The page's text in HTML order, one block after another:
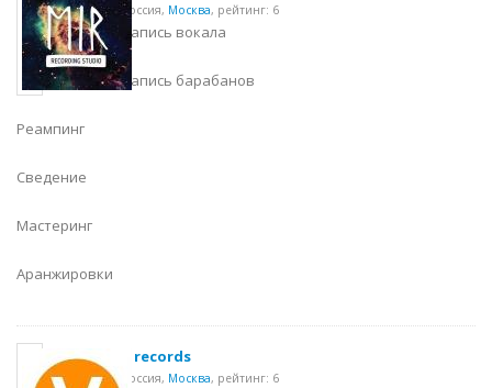
Россия, Москва, рейтинг: 6
Запись вокала
Запись барабанов
Реампинг
Сведение
Мастеринг
Аранжировки
V records
Россия, Москва, рейтинг: 6